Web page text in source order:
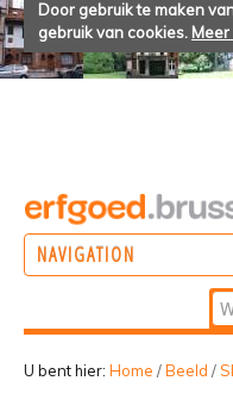
Door gebruik te maken
gebruik van cookies.
NAVIGATION
U bent hier: Home /Beeld /